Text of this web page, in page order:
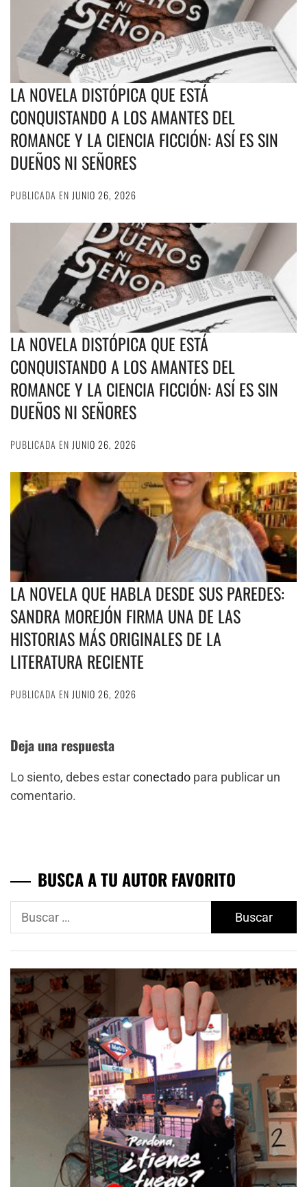
LA NOVELA DISTÓPICA QUE ESTÁ
CONQUISTANDO A LOS AMANTES DEL
ROMANCE Y LA CIENCIA FICCIÓN: ASÍ ES SIN
DUEÑOS NI SEÑORES
PUBLICADA EN JUNIO 26, 2026
LA NOVELA DISTÓPICA QUE ESTÁ
CONQUISTANDO A LOS AMANTES DEL
ROMANCE Y LA CIENCIA FICCIÓN: ASÍ ES SIN
DUEÑOS NI SEÑORES
PUBLICADA EN JUNIO 26, 2026
LA NOVELA QUE HABLA DESDE SUS PAREDES:
SANDRA MOREJÓN FIRMA UNA DE LAS
HISTORIAS MÁS ORIGINALES DE LA
LITERATURA RECIENTE
PUBLICADA EN JUNIO 26, 2026
Deja una respuesta
Lo siento, debes estarconectado para publicar un
comentario.
BUSCA A TU AUTOR FAVORITO
Buscar: